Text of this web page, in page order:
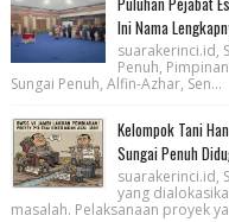
Ini Nama
suarakerinci.id,
Penuh,
Sungai Penuh, Alfin-Azhar, Sen...
Kelompok Tani
Sungai Penuh
suarakerinci.id,
yang
masalah. Pelaksanaan proyek